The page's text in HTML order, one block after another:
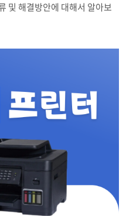
및 해결방안에 대해서 알아보